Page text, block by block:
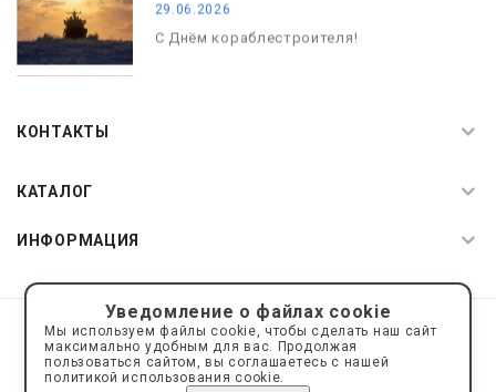
29.06.2026
С Днём кораблестроителя!
КОНТАКТЫ
КАТАЛОГ
ИНФОРМАЦИЯ
© 2019—2026 Интернет пространство АкваРос
sale@a-ros.ru
Политика конфиденциальности
Политика обработки персональных данных
Уведомление о файлах cookie
Мы используем файлы cookie, чтобы сделать наш сайт
максимально удобным для вас. Продолжая
пользоваться сайтом, вы соглашаетесь с нашей
политикой использования cookie.